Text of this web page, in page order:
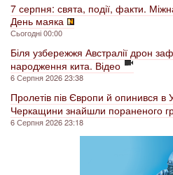
7 серпня: свята, події, факти.
День маяка
Сьогодні 00:00
Біля узбережжя Австралії дрон
народження кита. Відео
6 Серпня 2026 23:38
Пролетів пів Європи й опинився в
Черкащини знайшли пораненого
6 Серпня 2026 23:18